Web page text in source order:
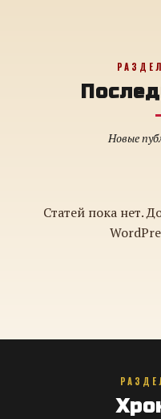
Новые
Статей пока нет.